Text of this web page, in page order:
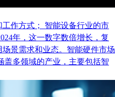
作方式； 智能设备行业的市
年，这一数字数倍增长，复
景需求和业态。智能硬件市场
盖多领域的产业，主要包括智